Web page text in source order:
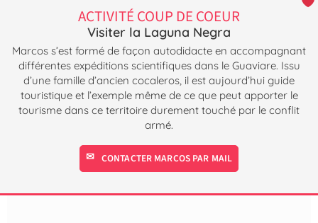
ACTIVITÉ COUP DE COEUR
Visiter la Laguna Negra
Marcos s’est formé de façon autodidacte en accompagnant
différentes expéditions scientifiques dans le Guaviare. Issu
d’une famille d’ancien cocaleros, il est aujourd’hui guide
touristique et l’exemple même de ce que peut apporter le
tourisme dans ce territoire durement touché par le conflit
armé.
CONTACTER MARCOS PAR MAIL